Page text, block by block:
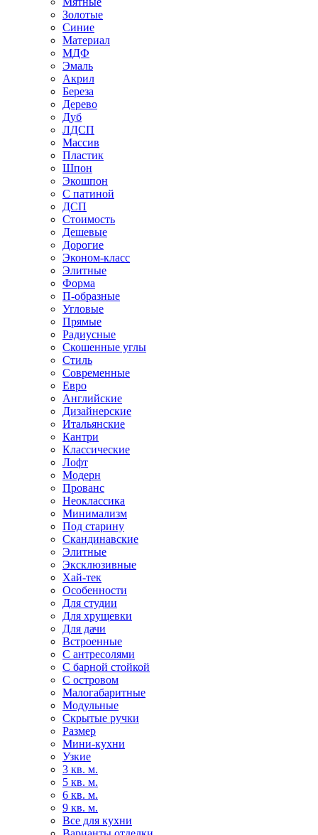
Золотые
Синие
Материал
МДФ
Эмаль
Акрил
Береза
Дерево
Дуб
ЛДСП
Массив
Пластик
Шпон
Экошпон
С патиной
ДСП
Стоимость
Дешевые
Дорогие
Эконом-класс
Элитные
Форма
П-образные
Угловые
Прямые
Радиусные
Скошенные углы
Стиль
Современные
Евро
Английские
Дизайнерские
Итальянские
Кантри
Классические
Лофт
Модерн
Прованс
Неоклассика
Минимализм
Под старину
Скандинавские
Элитные
Эксклюзивные
Хай-тек
Особенности
Для студии
Для хрущевки
Для дачи
Встроенные
С антресолями
С барной стойкой
С островом
Малогабаритные
Модульные
Скрытые ручки
Размер
Мини-кухни
Узкие
3 кв. м.
5 кв. м.
6 кв. м.
9 кв. м.
Все для кухни